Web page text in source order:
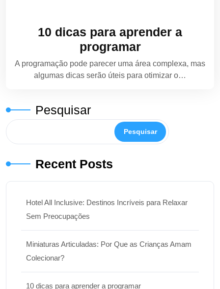
10 dicas para aprender a
programar
A programação pode parecer uma área complexa, mas
algumas dicas serão úteis para otimizar o…
Pesquisar
Pesquisar
Recent Posts
Hotel All Inclusive: Destinos Incríveis para Relaxar
Sem Preocupações
Miniaturas Articuladas: Por Que as Crianças Amam
Colecionar?
10 dicas para aprender a programar